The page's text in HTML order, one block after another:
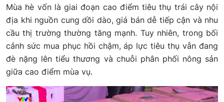
Mùa hè vốn là giai đoạn cao điểm tiêu thụ trái cây nội
địa khi nguồn cung dồi dào, giá bán dễ tiếp cận và nhu
cầu thị trường thường tăng mạnh. Tuy nhiên, trong bối
cảnh sức mua phục hồi chậm, áp lực tiêu thụ vẫn đang
đè nặng lên tiểu thương và chuỗi phân phối nông sản
giữa cao điểm mùa vụ.